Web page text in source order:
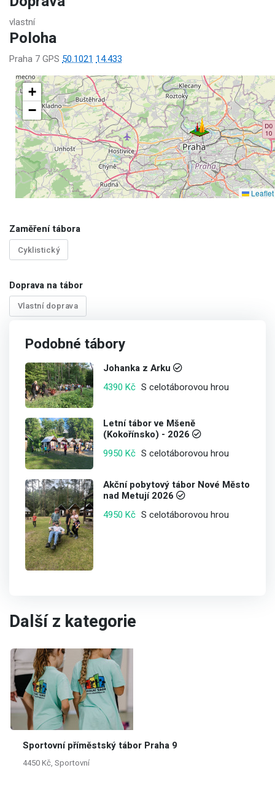
Podobné tábory
Johanka z Arku
4390 Kč S celotáborovou hrou
Letní tábor ve Mšeně
(Kokořínsko) - 2026
9950 Kč S celotáborovou hrou
Akční pobytový tábor Nové Město
nad Metují 2026
4950 Kč S celotáborovou hrou
vlastní
Poloha
Praha 7 GPS 50.1021 14.433
+
−
Leaflet
Zaměření tábora
Cyklistický
Doprava na tábor
Vlastní doprava
Další z kategorie
Sportovní příměstský tábor Praha 9
4450 Kč, Sportovní